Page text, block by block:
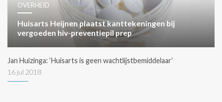
OVERHEID
Huisarts Heijnen plaatst kanttekeningen bij
vergoeden hiv-preventiepil prep
Jan Huizinga: ‘Huisarts is geen wachtlijstbemiddelaar’
16 jul 2018